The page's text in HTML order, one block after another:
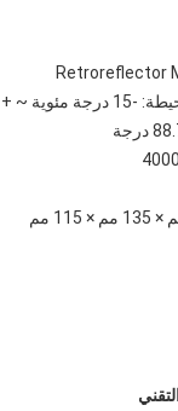
درجة مئوية